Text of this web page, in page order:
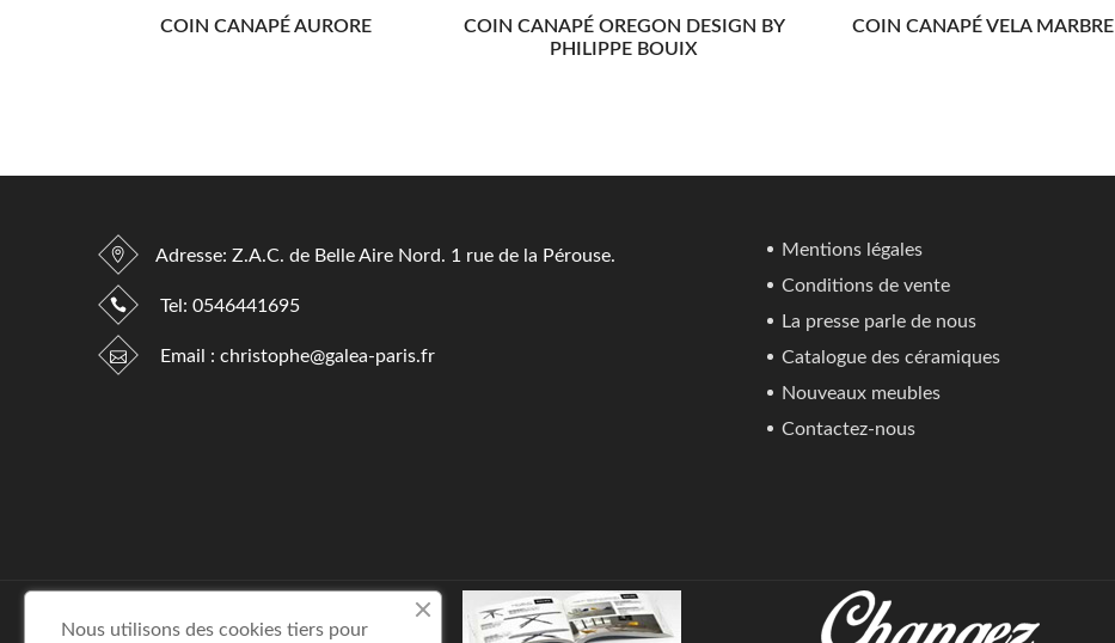
COIN CANAPÉ AURORE
COIN CANAPÉ OREGON DESIGN BY
PHILIPPE BOUIX
COIN CANAPÉ VELA MARBRE
Adresse: Z.A.C. de Belle Aire Nord. 1 rue de la Pérouse.
Tel: 0546441695
Email : christophe@galea-paris.fr
Mentions légales
Conditions de vente
La presse parle de nous
Catalogue des céramiques
Nouveaux meubles
Contactez-nous
Nous utilisons des cookies tiers pour